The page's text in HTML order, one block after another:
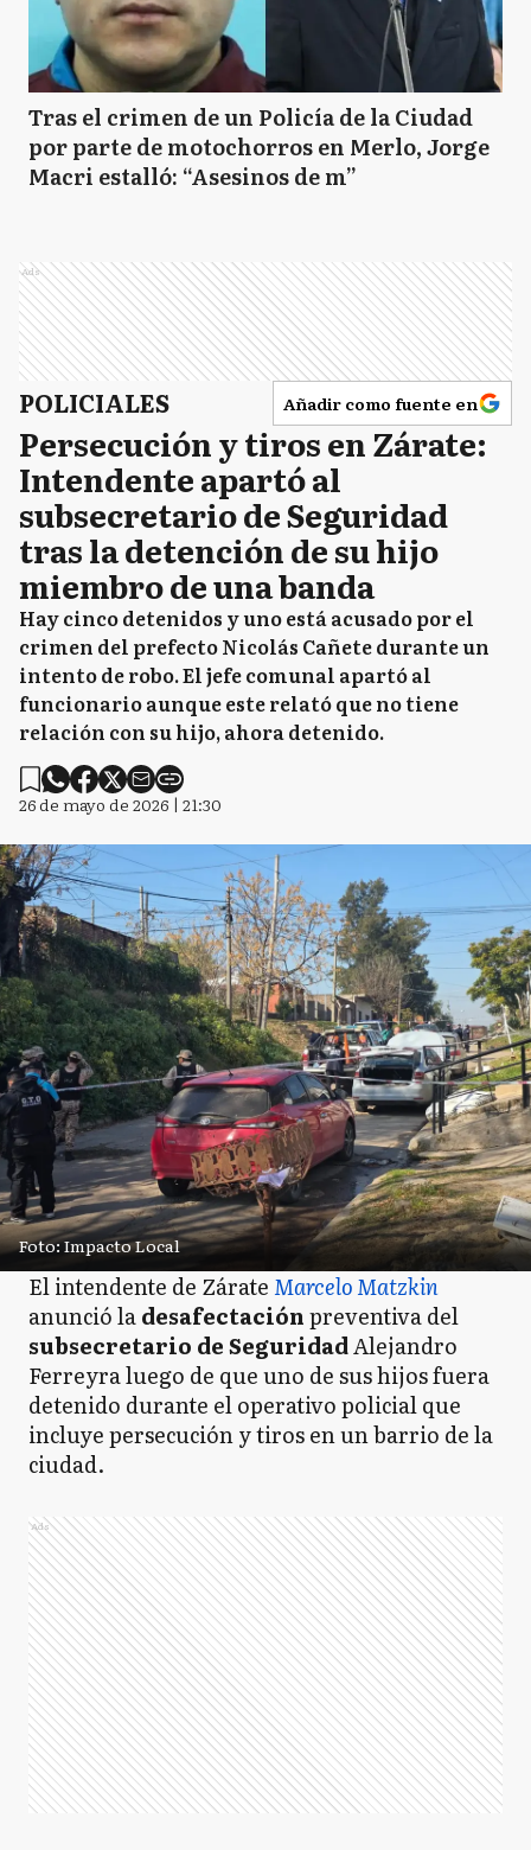
Tras el crimen de un Policía de la Ciudad
por parte de motochorros en Merlo, Jorge
Macri estalló: “Asesinos de m”
Ads
POLICIALES Añadir como fuente en
Persecución y tiros en Zárate:
Intendente apartó al
subsecretario de Seguridad
tras la detención de su hijo
miembro de una banda
Hay cinco detenidos y uno está acusado por el
crimen del prefecto Nicolás Cañete durante un
intento de robo. El jefe comunal apartó al
funcionario aunque este relató que no tiene
relación con su hijo, ahora detenido.
26 de mayo de 2026 | 21:30
Foto: Impacto Local
El intendente de Zárate Marcelo Matzkin
anunció ladesafectaciónpreventiva del
subsecretario de SeguridadAlejandro
Ferreyra luego de que uno de sus hijos fuera
detenido durante el operativo policial que
incluye persecución y tiros en un barrio de la
ciudad.
Ads